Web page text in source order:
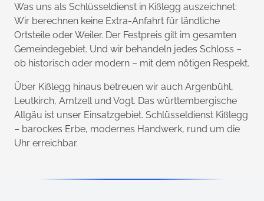
Was uns als Schlüsseldienst in Kißlegg auszeichnet:
Wir berechnen keine Extra-Anfahrt für ländliche
Ortsteile oder Weiler. Der Festpreis gilt im gesamten
Gemeindegebiet. Und wir behandeln jedes Schloss –
ob historisch oder modern – mit dem nötigen Respekt.
Über Kißlegg hinaus betreuen wir auch Argenbühl,
Leutkirch, Amtzell und Vogt. Das württembergische
Allgäu ist unser Einsatzgebiet. Schlüsseldienst Kißlegg
– barockes Erbe, modernes Handwerk, rund um die
Uhr erreichbar.